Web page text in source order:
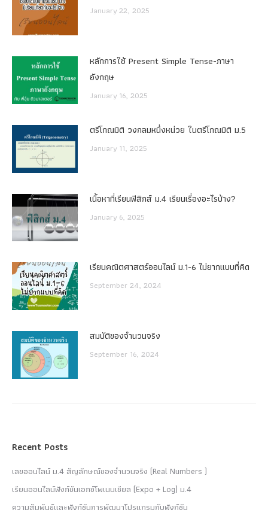
January 22, 2025
หลักการใช้ Present Simple Tense-ภาษา
อังกฤษ
January 16, 2025
ตรีโกณมิติ วงกลมหนึ่งหน่วย ในตรีโกณมิติ ม.5
January 11, 2025
เนื้อหาที่เรียนฟิสิกส์ ม.4 เรียนเรื่องอะไรบ้าง?
January 6, 2025
เรียนคณิตศาสตร์ออนไลน์ ม.1-6 ไม่ยากแบบที่คิด
September 24, 2024
สมบัติของจำนวนจริง
September 16, 2024
Recent Posts
เลขออนไลน์ ม.4 สัญลักษณ์ของจำนวนจริง (Real Numbers )
เรียนออนไลน์ฟังก์ชันเอกซ์โพเนนเชียล (Expo + Log) ม.4
ความสัมพันธ์และฟังก์ชันการพัฒนาโปรแกรมกับฟังก์ชัน